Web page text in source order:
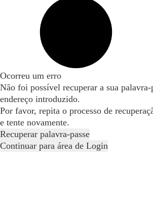
Ocorreu um erro
Não foi possível recuperar a sua
endereço introduzido.
Por favor, repita o processo de
e tente novamente.
Recuperar palavra-passe
Continuar para área de Login